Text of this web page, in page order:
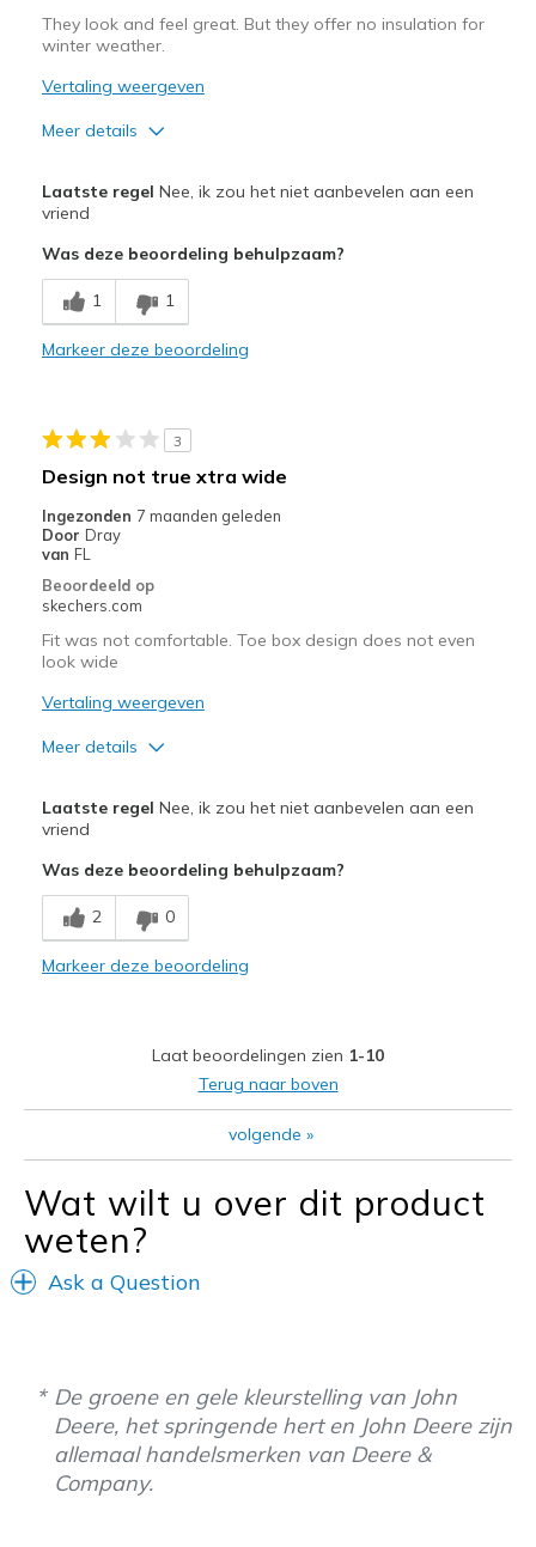
They look and feel great. But they offer no insulation for
winter weather.
Vertaling weergeven
Meer details
Attractive Design
Minpunten
No insulation!
Width
Feels true to width
Laatste regel Nee, ik zou het niet aanbevelen aan een
vriend
Was deze beoordeling behulpzaam?
1 1
Markeer deze beoordeling
3
Design not true xtra wide
Ingezonden 7 maanden geleden
Door Dray
van FL
Beoordeeld op
skechers.com
Fit was not comfortable. Toe box design does not even
look wide
Vertaling weergeven
Meer details
Attractive Design
Minpunten
The toe box did not even look like an xtra-wide
Width
Feels too narrow
Laatste regel Nee, ik zou het niet aanbevelen aan een
vriend
Was deze beoordeling behulpzaam?
2 0
Markeer deze beoordeling
Laat beoordelingen zien 1-10
Terug naar boven
volgende »
Wat wilt u over dit product
weten?
Ask a Question
De groene en gele kleurstelling van John
Deere, het springende hert en John Deere zijn
allemaal handelsmerken van Deere &
Company.